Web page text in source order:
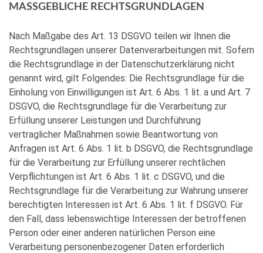
MASSGEBLICHE RECHTSGRUNDLAGEN
Nach Maßgabe des Art. 13 DSGVO teilen wir Ihnen die
Rechtsgrundlagen unserer Datenverarbeitungen mit. Sofern
die Rechtsgrundlage in der Datenschutzerklärung nicht
genannt wird, gilt Folgendes: Die Rechtsgrundlage für die
Einholung von Einwilligungen ist Art. 6 Abs. 1 lit. a und Art. 7
DSGVO, die Rechtsgrundlage für die Verarbeitung zur
Erfüllung unserer Leistungen und Durchführung
vertraglicher Maßnahmen sowie Beantwortung von
Anfragen ist Art. 6 Abs. 1 lit. b DSGVO, die Rechtsgrundlage
für die Verarbeitung zur Erfüllung unserer rechtlichen
Verpflichtungen ist Art. 6 Abs. 1 lit. c DSGVO, und die
Rechtsgrundlage für die Verarbeitung zur Wahrung unserer
berechtigten Interessen ist Art. 6 Abs. 1 lit. f DSGVO. Für
den Fall, dass lebenswichtige Interessen der betroffenen
Person oder einer anderen natürlichen Person eine
Verarbeitung personenbezogener Daten erforderlich